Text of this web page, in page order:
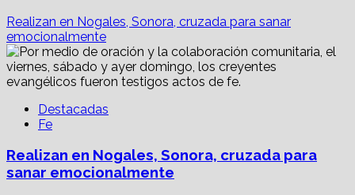
Realizan en Nogales, Sonora, cruzada para sanar
emocionalmente
Destacadas
Fe
Realizan en Nogales, Sonora, cruzada para
sanar emocionalmente